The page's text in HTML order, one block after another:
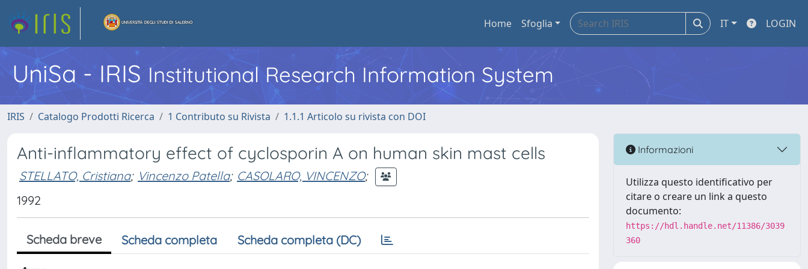
Home Sfoglia IT LOGIN
UniSa - IRIS Institutional Research Information System
IRIS Catalogo Prodotti Ricerca 1 Contributo su Rivista 1.1.1 Articolo su rivista con DOI
Anti-inflammatory effect of cyclosporin A on human skin mast cells
STELLATO, Cristiana; Vincenzo Patella; CASOLARO, VINCENZO;
1992
Scheda breve Scheda completa Scheda completa (DC)
Informazioni
Utilizza questo identificativo per
citare o creare un link a questo
documento:
https://hdl.handle.net/11386/3039
360